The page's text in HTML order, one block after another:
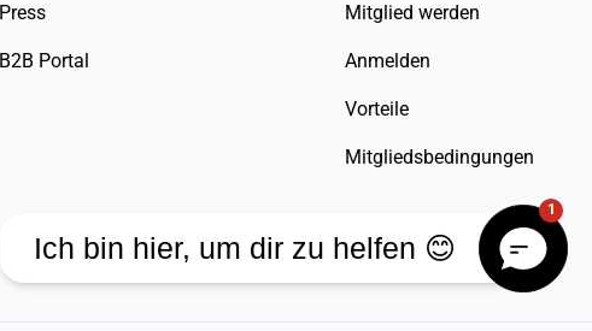
Press
B2B Portal
Mitglied werden
Anmelden
Vorteile
Mitgliedsbedingungen
1
Ich bin hier, um dir zu helfen 😊